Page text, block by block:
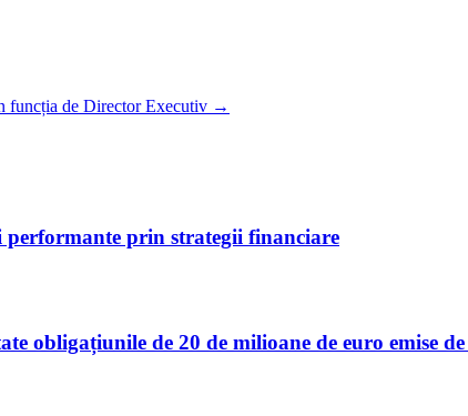
funcția de Director Executiv →
performante prin strategii financiare
obligațiunile de 20 de milioane de euro emise